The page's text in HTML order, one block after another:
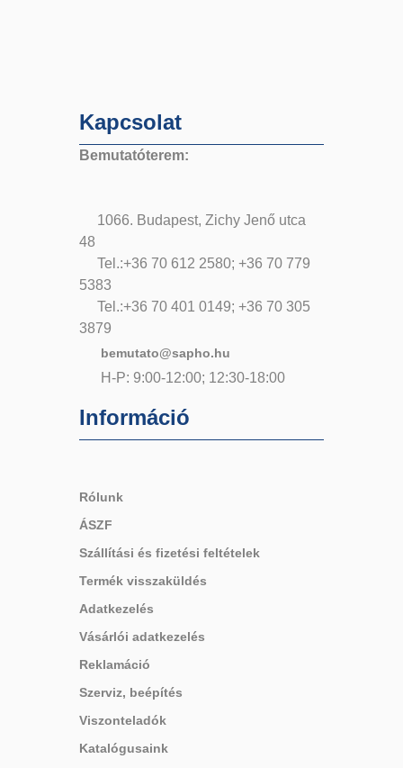
Kapcsolat
Bemutatóterem:
1066. Budapest, Zichy Jenő utca
48
Tel.:+36 70 612 2580; +36 70 779
5383
Tel.:+36 70 401 0149; +36 70 305
3879
bemutato@sapho.hu
H-P: 9:00-12:00; 12:30-18:00
Információ
Rólunk
ÁSZF
Szállítási és fizetési feltételek
Termék visszaküldés
Adatkezelés
Vásárlói adatkezelés
Reklamáció
Szerviz, beépítés
Viszonteladók
Katalógusaink